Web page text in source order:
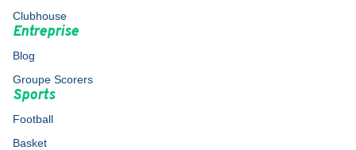
Clubhouse
Entreprise
Blog
Groupe Scorers
Sports
Football
Basket